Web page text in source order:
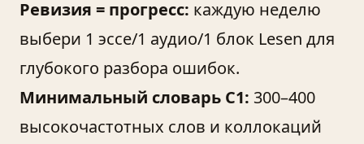
Ревизия = прогресс: каждую неделю
выбери 1 эссе/1 аудио/1 блок Lesen для
глубокого разбора ошибок.
Минимальный словарь С1: 300–400
высокочастотных слов и коллокаций